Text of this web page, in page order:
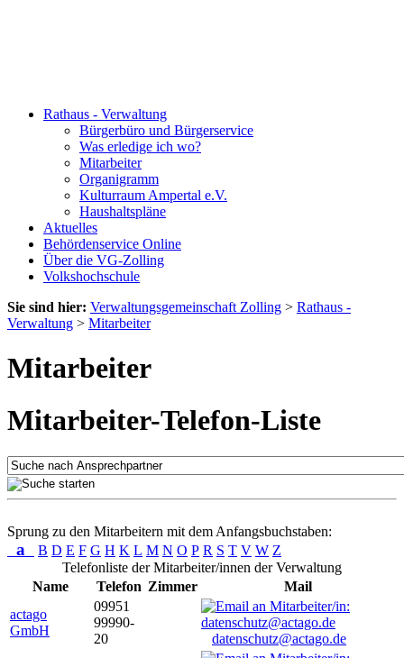
Rathaus - Verwaltung
Bürgerbüro und Bürgerservice
Was erledige ich wo?
Mitarbeiter
Organigramm
Kulturraum Ampertal e.V.
Haushaltspläne
Aktuelles
Behördenservice Online
Über die VG-Zolling
Volkshochschule
Sie sind hier: Verwaltungsgemeinschaft Zolling > Rathaus -
Verwaltung > Mitarbeiter
Mitarbeiter
Mitarbeiter-Telefon-Liste
Sprung zu den Mitarbeitern mit dem Anfangsbuchstaben:
a B D E F G H K L M N O P R S T V W Z
Telefonliste der Mitarbeiter/innen der Verwaltung
Name
Telefon Zimmer
Mail
actago
GmbH
09951
99990-
20
datenschutz@actago.de